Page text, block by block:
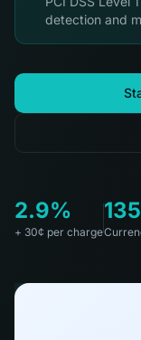
detection and
2.9%
+ 30¢ per charge